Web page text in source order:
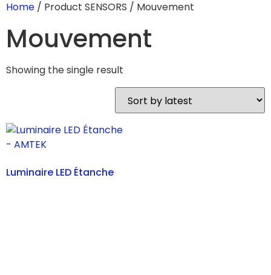
Home / Product SENSORS / Mouvement
Mouvement
Showing the single result
Luminaire LED Étanche